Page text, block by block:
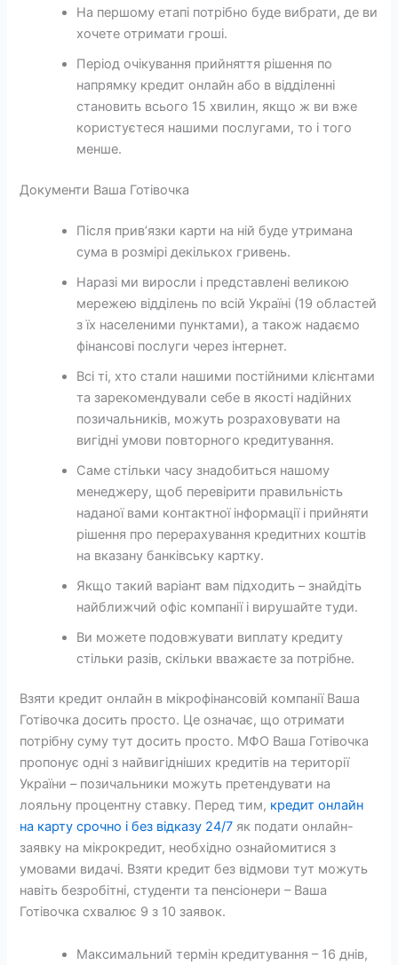
На першому етапі потрібно буде вибрати, де ви
хочете отримати гроші.
Період очікування прийняття рішення по
напрямку кредит онлайн або в відділенні
становить всього 15 хвилин, якщо ж ви вже
користуєтеся нашими послугами, то і того
менше.
Документи Ваша Готівочка
Після прив’язки карти на ній буде утримана
сума в розмірі декількох гривень.
Наразі ми виросли і представлені великою
мережею відділень по всій Україні (19 областей
з їх населеними пунктами), а також надаємо
фінансові послуги через інтернет.
Всі ті, хто стали нашими постійними клієнтами
та зарекомендували себе в якості надійних
позичальників, можуть розраховувати на
вигідні умови повторного кредитування.
Саме стільки часу знадобиться нашому
менеджеру, щоб перевірити правильність
наданої вами контактної інформації і прийняти
рішення про перерахування кредитних коштів
на вказану банківську картку.
Якщо такий варіант вам підходить – знайдіть
найближчий офіс компанії і вирушайте туди.
Ви можете подовжувати виплату кредиту
стільки разів, скільки вважаєте за потрібне.
Взяти кредит онлайн в мікрофінансовій компанії Ваша
Готівочка досить просто. Це означає, що отримати
потрібну суму тут досить просто. МФО Ваша Готівочка
пропонує одні з найвигідніших кредитів на території
України – позичальники можуть претендувати на
лояльну процентну ставку. Перед тим, кредит онлайн
на карту срочно і без відказу 24/7 як подати онлайн-
заявку на мікрокредит, необхідно ознайомитися з
умовами видачі. Взяти кредит без відмови тут можуть
навіть безробітні, студенти та пенсіонери – Ваша
Готівочка схвалює 9 з 10 заявок.
Максимальний термін кредитування – 16 днів,